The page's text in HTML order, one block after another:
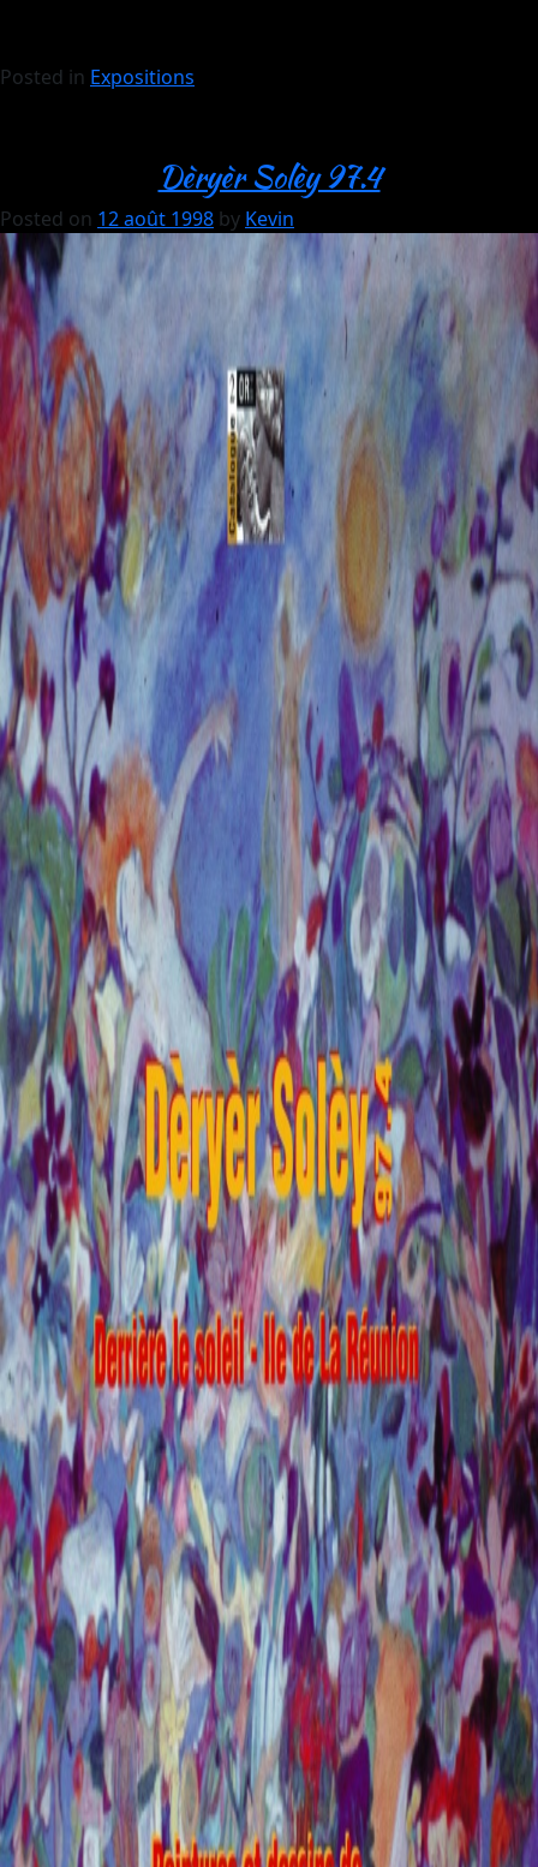
Posted in Expositions
Dèryèr Solèy 97.4
Posted on 12 août 1998 by Kevin